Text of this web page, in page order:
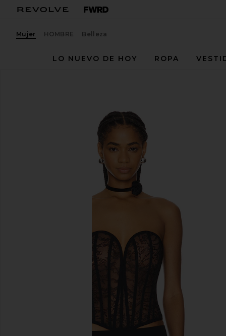
Mujer HOMBRE Belleza
LO NUEVO DE HOY
ROPA
favoritoNBD Elliot Corset Top in Black